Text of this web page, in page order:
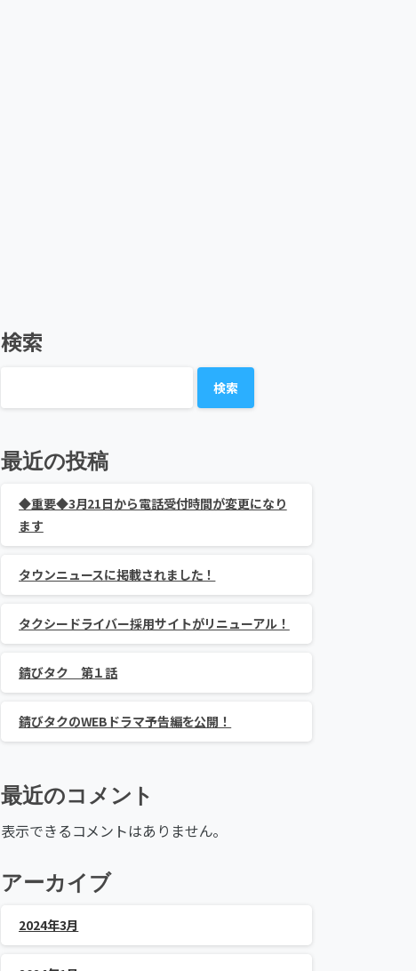
検索
検索
最近の投稿
◆重要◆3月21日から電話受付時間が変更になり
ます
タウンニュースに掲載されました！
タクシードライバー採用サイトがリニューアル！
錆びタク 第１話
錆びタクのWEBドラマ予告編を公開！
最近のコメント
表示できるコメントはありません。
アーカイブ
2024年3月